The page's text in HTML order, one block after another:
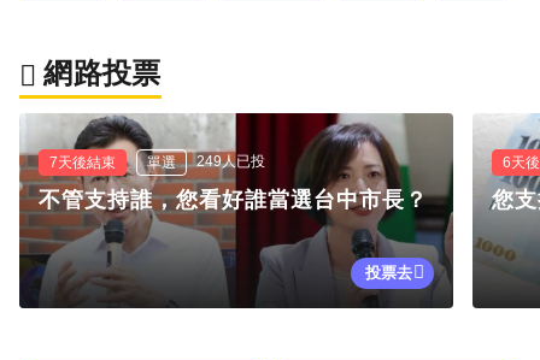
網路投票
7天後結束 單選 249人已投
不管支持誰，您看好誰當選台中市長？
投票去
6天
您